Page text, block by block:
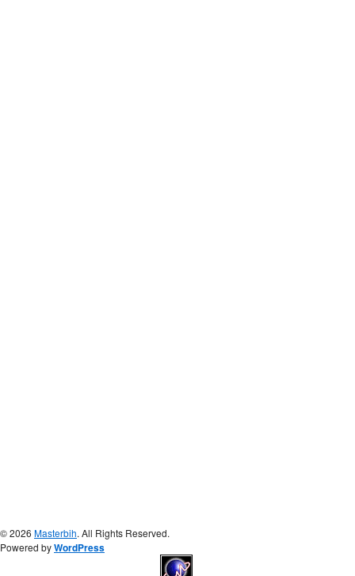
© 2026 Masterbih. All Rights Reserved.
Powered byWordPress